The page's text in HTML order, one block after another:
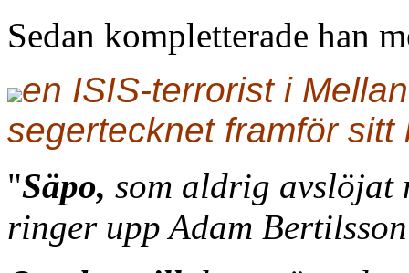
Sedan kompletterade han
en ISIS-terrorist i
segertecknet framför sitt
"Säpo, som aldrig avslöjat
ringer upp Adam